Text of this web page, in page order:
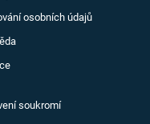
osobních údajů
soukromí